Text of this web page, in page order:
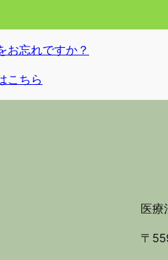
お忘れですか？
こちら
医
〒